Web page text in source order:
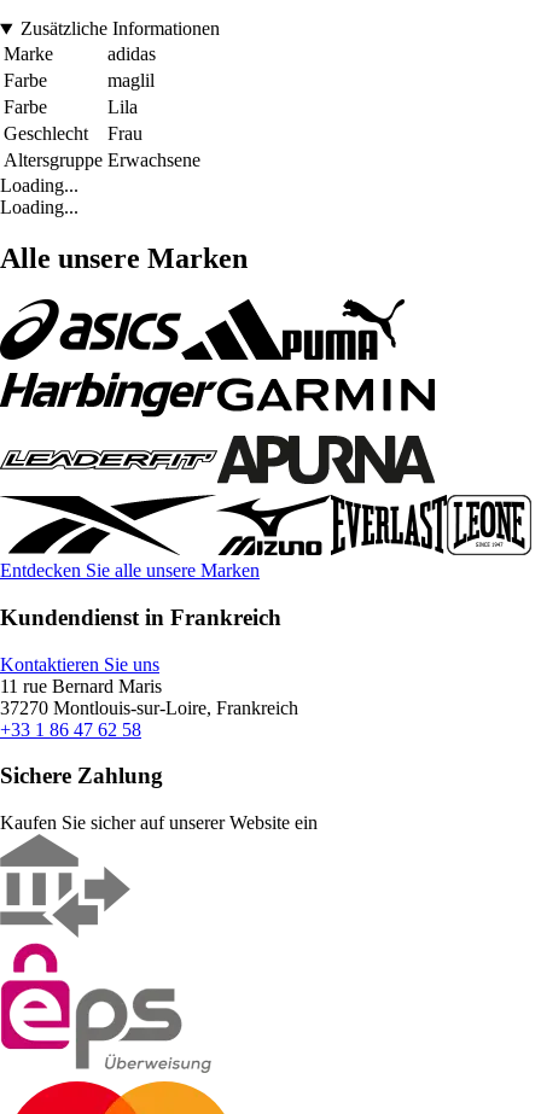
Zusätzliche Informationen
Marke
adidas
Farbe
maglil
Farbe
Lila
Geschlecht
Frau
Altersgruppe Erwachsene
Loading...
Loading...
Alle unsere Marken
Entdecken Sie alle unsere Marken
Kundendienst in Frankreich
Kontaktieren Sie uns
11 rue Bernard Maris
37270 Montlouis-sur-Loire, Frankreich
+33 1 86 47 62 58
Sichere Zahlung
Kaufen Sie sicher auf unserer Website ein